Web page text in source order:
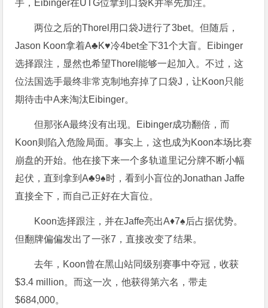
手，Eibinger在UTG位拿到口袋K并率先加注。
两位之后的Thorel用口袋J进行了3bet。但随后，
Jason Koon拿着A♣K♥冷4bet全下31个大盲。Eibinger
选择跟注，显然也希望Thorel能够一起加入。不过，这
位法国选手最终非常克制地弃掉了口袋J，让Koon只能
期待击中A来淘汰Eibinger。
但那张A最终没有出现。Eibinger成功翻倍，而
Koon则陷入危险局面。事实上，这也成为Koon本场比赛
崩盘的开始。他在接下来一个多轨道里记分牌不断小幅
起伏，直到拿到A♣9♠时，看到小盲位的Jonathan Jaffe
直接全下，而自己正好在大盲位。
Koon选择跟注，并在Jaffe亮出A♦7♠后占据优势。
但翻牌偏偏发出了一张7，直接改变了结果。
去年，Koon曾在黑山站同级别赛事中夺冠，收获
$3.4 million。而这一次，他获得第六名，带走
$684,000。